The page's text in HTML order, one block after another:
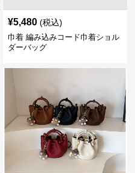
¥5,480 (税込)
巾着 編み込みコード巾着ショル
ダーバッグ